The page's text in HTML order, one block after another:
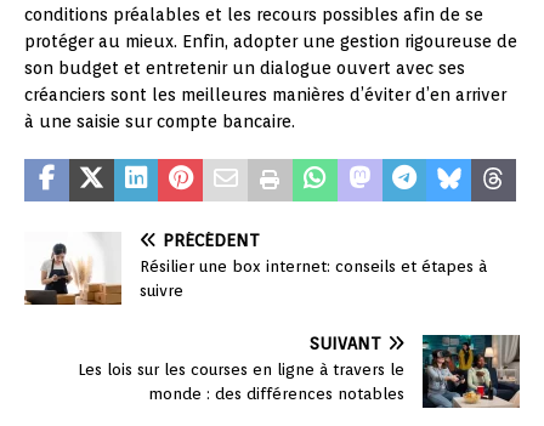
conditions préalables et les recours possibles afin de se
protéger au mieux. Enfin, adopter une gestion rigoureuse de
son budget et entretenir un dialogue ouvert avec ses
créanciers sont les meilleures manières d’éviter d’en arriver
à une saisie sur compte bancaire.
PRÉCÉDENT
Résilier une box internet: conseils et étapes à
suivre
SUIVANT
Les lois sur les courses en ligne à travers le
monde : des différences notables